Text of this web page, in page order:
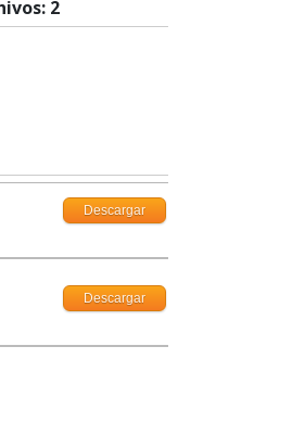
2
Descargar
Descargar